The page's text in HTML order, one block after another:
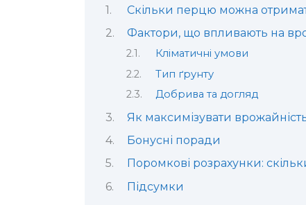
Скільки перцю можна
Фактори, що впливають на
Кліматичні умови
Тип ґрунту
Добрива та догляд
Як максимізувати
Бонусні поради
Поромкові розрахунки:
Підсумки